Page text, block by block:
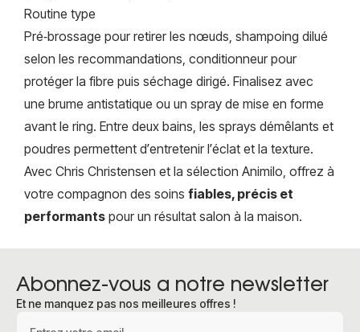
Routine type
Pré‑brossage pour retirer les nœuds, shampoing dilué
selon les recommandations, conditionneur pour
protéger la fibre puis séchage dirigé. Finalisez avec
une brume antistatique ou un spray de mise en forme
avant le ring. Entre deux bains, les sprays démêlants et
poudres permettent d’entretenir l’éclat et la texture.
Avec Chris Christensen et la sélection Animilo, offrez à
votre compagnon des soins fiables, précis et
performants pour un résultat salon à la maison.
Abonnez-vous a notre newsletter
Et ne manquez pas nos meilleures offres !